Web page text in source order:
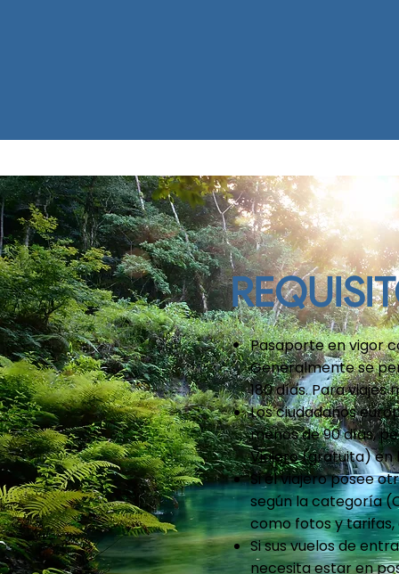
Pasaporte en vigor
Generalmente se
180 días. Para
Los ciudadanos
menos de 90 días,
Viajero(gratuita) en
Si el viajero posee
según la categoría
como fotos y tarifas,
Si sus vuelos de
necesita estar en